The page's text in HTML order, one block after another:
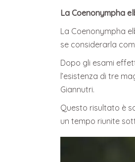
La Coenonympha
La Coenonympha
se considerarla
Dopo gli esami
l’esistenza di tre
Giannutri.
Questo risultato è
un tempo riunite